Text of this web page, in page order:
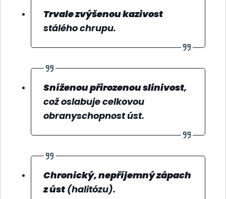
Trvale zvýšenou kazivost
stálého chrupu.
Sníženou přirozenou slinivost,
což oslabuje celkovou
obranyschopnost úst.
Chronický, nepříjemný zápach
z úst (halitózu).